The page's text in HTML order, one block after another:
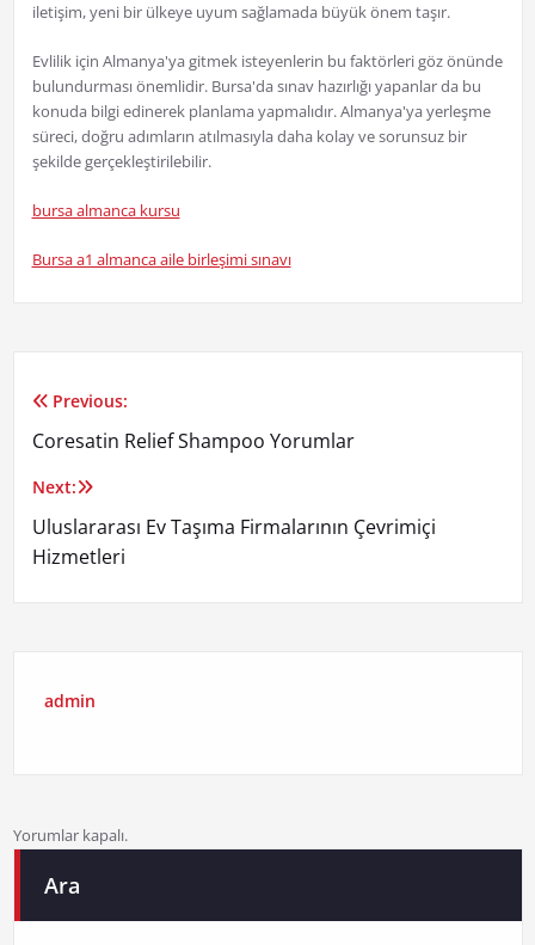
iletişim, yeni bir ülkeye uyum sağlamada büyük önem taşır.
Evlilik için Almanya'ya gitmek isteyenlerin bu faktörleri göz önünde
bulundurması önemlidir. Bursa'da sınav hazırlığı yapanlar da bu
konuda bilgi edinerek planlama yapmalıdır. Almanya'ya yerleşme
süreci, doğru adımların atılmasıyla daha kolay ve sorunsuz bir
şekilde gerçekleştirilebilir.
bursa almanca kursu
Bursa a1 almanca aile birleşimi sınavı
Yazı
gezinmesi
Previous:
Coresatin Relief Shampoo Yorumlar
Next:
Uluslararası Ev Taşıma Firmalarının Çevrimiçi
Hizmetleri
admin
Yorumlar kapalı.
Ara